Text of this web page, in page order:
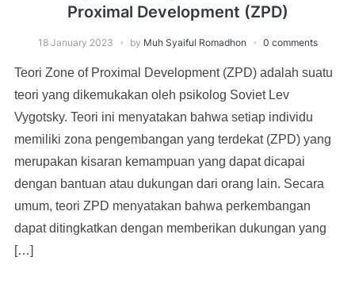
Proximal Development (ZPD)
18 January 2023 by Muh Syaiful Romadhon 0 comments
Teori Zone of Proximal Development (ZPD) adalah suatu
teori yang dikemukakan oleh psikolog Soviet Lev
Vygotsky. Teori ini menyatakan bahwa setiap individu
memiliki zona pengembangan yang terdekat (ZPD) yang
merupakan kisaran kemampuan yang dapat dicapai
dengan bantuan atau dukungan dari orang lain. Secara
umum, teori ZPD menyatakan bahwa perkembangan
dapat ditingkatkan dengan memberikan dukungan yang
[…]